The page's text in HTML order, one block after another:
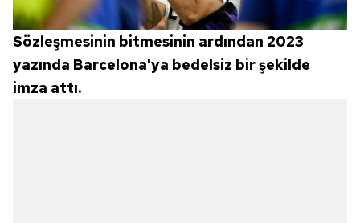
Sözleşmesinin bitmesinin ardından 2023
yazında Barcelona'ya bedelsiz bir şekilde
imza attı.